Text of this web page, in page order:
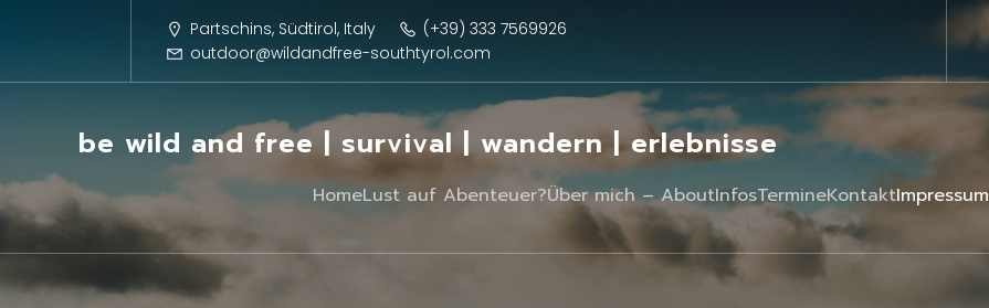
Partschins, Südtirol, Italy
(+39) 333 7569926
outdoor@wildandfree-southtyrol.com
be wild and free | survival | wandern | erlebnisse
HomeLust auf Abenteuer?Über mich – AboutInfosTermineKontaktImpressum